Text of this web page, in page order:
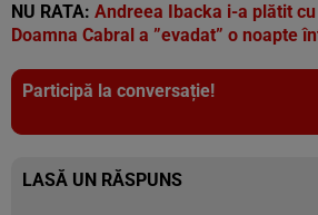
NU RATA: Andreea Ibacka i-a plătit
Doamna Cabral a ”evadat” o noapte
Participă la conversație!
LASĂ UN RĂSPUNS